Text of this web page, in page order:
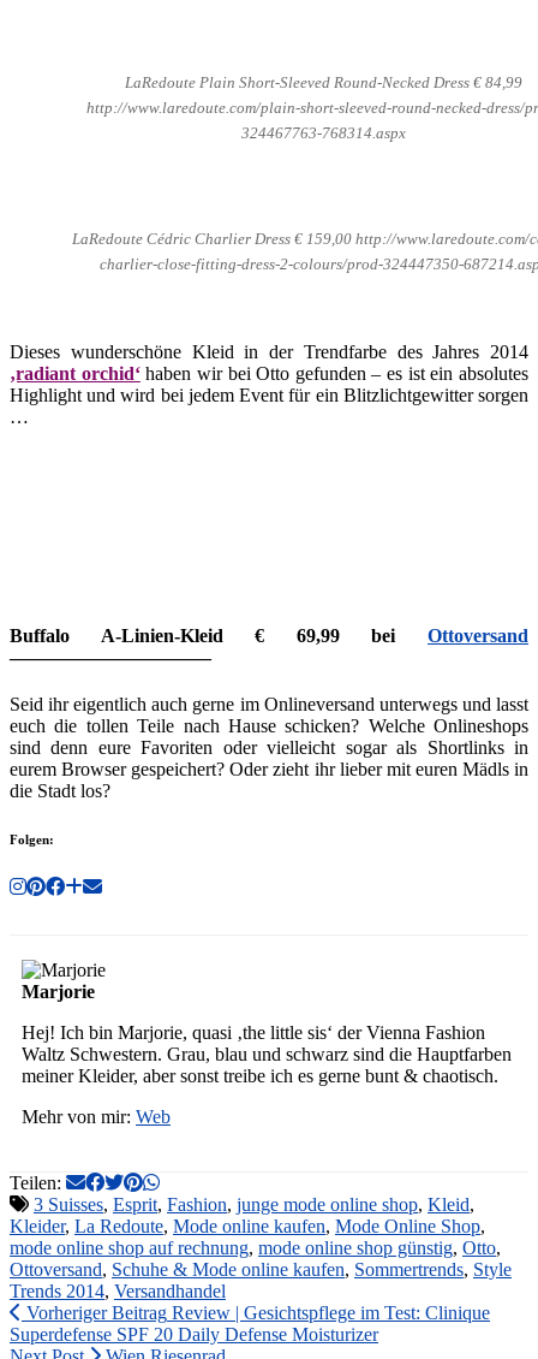
LaRedoute Plain Short-Sleeved Round-Necked Dress € 84,99
http://www.laredoute.com/plain-short-sleeved-round-necked-dress/
324467763-768314.aspx
LaRedoute Cédric Charlier Dress € 159,00 http://www.laredoute.com/
charlier-close-fitting-dress-2-colours/prod-324447350-
Dieses wunderschöne Kleid in der Trendfarbe des Jahres 2014
‚radiant orchid‘haben wir bei Otto gefunden – es ist ein absolutes
Highlight und wird bei jedem Event für ein Blitzlichtgewitter sorgen
…
Buffalo A-Linien-Kleid € 69,99 bei Ottoversand
——————————–
Seid ihr eigentlich auch gerne im Onlineversand unterwegs und lasst
euch die tollen Teile nach Hause schicken? Welche Onlineshops
sind denn eure Favoriten oder vielleicht sogar als Shortlinks in
eurem Browser gespeichert? Oder zieht ihr lieber mit euren Mädls in
die Stadt los?
Folgen:
Marjorie
Hej! Ich bin Marjorie, quasi ‚the little sis‘ der Vienna Fashion
Waltz Schwestern. Grau, blau und schwarz sind die Hauptfarben
meiner Kleider, aber sonst treibe ich es gerne bunt & chaotisch.
Mehr von mir: Web
Teilen:
3 Suisses, Esprit, Fashion, junge mode online shop, Kleid,
Kleider, La Redoute, Mode online kaufen, Mode Online Shop,
mode online shop auf rechnung, mode online shop günstig, Otto,
Ottoversand, Schuhe & Mode online kaufen, Sommertrends, Style
Trends 2014, Versandhandel
Vorheriger Beitrag Review | Gesichtspflege im Test: Clinique
Superdefense SPF 20 Daily Defense Moisturizer